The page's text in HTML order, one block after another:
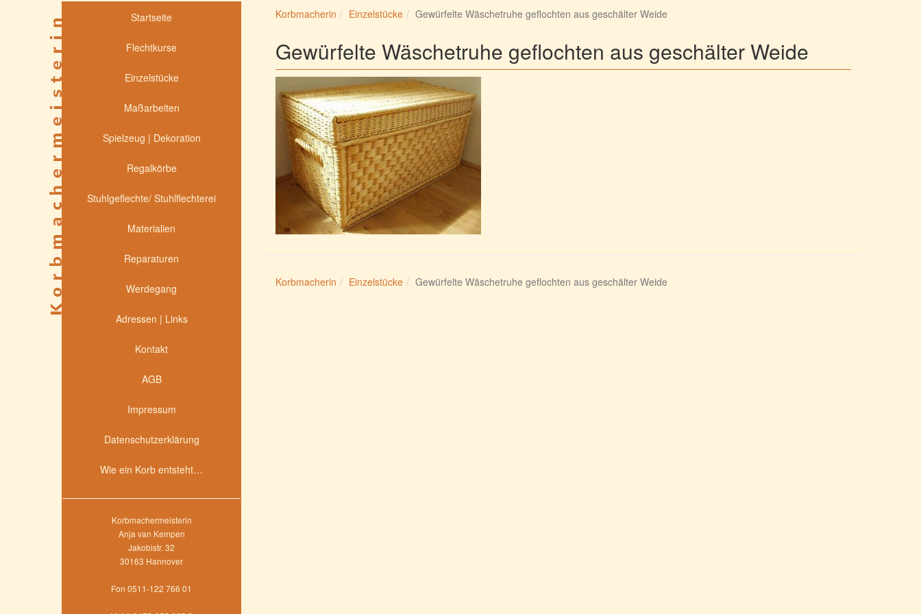
Startseite
Flechtkurse
Einzelstücke
Maßarbeiten
Spielzeug | Dekoration
Regalkörbe
Stuhlgeflechte/ Stuhlflechterei
Materialien
Reparaturen
Werdegang
Adressen | Links
Kontakt
AGB
Impressum
Datenschutzerklärung
Wie ein Korb entsteht…
Korbmachermeisterin
Anja van Kempen
Jakobistr. 32
30163 Hannover
Fon 0511-122 766 01
Korbmacherin Einzelstücke Gewürfelte Wäschetruhe geflochten aus geschälter Weide
Gewürfelte Wäschetruhe geflochten aus geschälter Weide
Korbmacherin Einzelstücke Gewürfelte Wäschetruhe geflochten aus geschälter Weide